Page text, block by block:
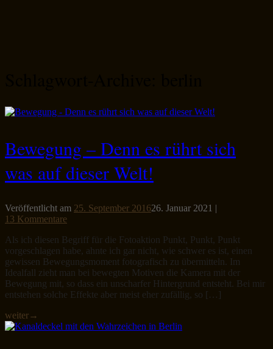
Bewegung – Denn es rührt sich
was auf dieser Welt!
Veröffentlicht am 25. September 201626. Januar 2021 |
13 Kommentare
Als ich diesen Begriff für die Fotoaktion Punkt, Punkt, Punkt
vorgeschlagen habe, ahnte ich gar nicht, wie schwer es ist, einen
gewissen Bewegungsmoment fotografisch zu übermitteln. Im
Idealfall zieht man bei bewegten Motiven die Kamera mit der
Bewegung mit, so dass ein unscharfer Hintergrund entsteht. Bei mir
entstehen solche Effekte aber meist eher zufällig, so […]
weiter→